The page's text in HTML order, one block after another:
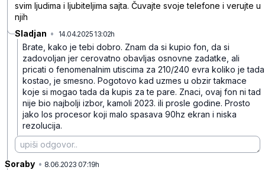
svim ljudima i ljubiteljima sajta. Čuvajte svoje telefone i verujte u
njih
Sladjan • 14.04.2025 13:02h
Brate, kako je tebi dobro. Znam da si kupio fon, da si
zadovoljan jer cerovatno obavljas osnovne zadatke, ali
pricati o fenomenalnim utiscima za 210/240 evra koliko je tada
kostao, je smesno. Pogotovo kad uzmes u obzir takmace
koje si mogao tada da kupis za te pare. Znaci, ovaj fon ni tad
nije bio najbolji izbor, kamoli 2023. ili prosle godine. Prosto
jako los procesor koji malo spasava 90hz ekran i niska
rezolucija.
Soraby • 8.06.2023 07:19h